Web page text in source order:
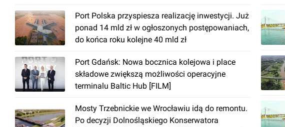
Port Polska przyspiesza realizację inwestycji. Już
ponad 14 mld zł w ogłoszonych postępowaniach,
do końca roku kolejne 40 mld zł
Port Gdańsk: Nowa bocznica kolejowa i place
składowe zwiększą możliwości operacyjne
terminalu Baltic Hub [FILM]
Mosty Trzebnickie we Wrocławiu idą do remontu.
Po decyzji Dolnośląskiego Konserwatora